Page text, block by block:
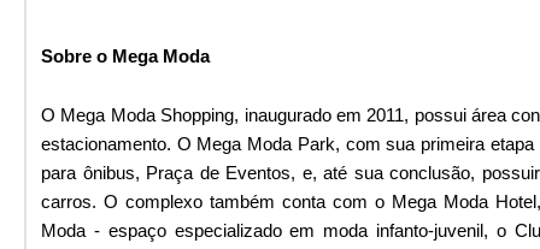
Sobre o Mega Moda
O Mega Moda Shopping, inaugurado em 2011, possui área
estacionamento. O Mega Moda Park, com sua primeira
para ônibus, Praça de Eventos, e, até sua conclusão,
carros. O complexo também conta com o Mega Moda
Moda - espaço especializado em moda infanto-juvenil, o